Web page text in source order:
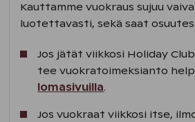
Kauttamme vuokraus sujuu
luotettavasti, sekä saat
Jos jätät viikkosi Holiday
tee vuokratoimeksianto
lomasivuilla.
Jos vuokraat viikkosi itse,